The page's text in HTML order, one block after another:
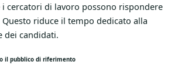
cercatori di lavoro possono rispondere
riduce il tempo dedicato alla
dei candidati.
il pubblico di riferimento